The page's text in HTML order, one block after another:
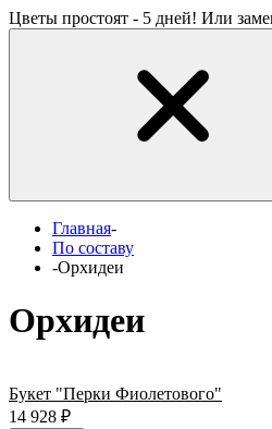
Цветы простоят - 5 дней! Или
Главная-
По составу
-Орхидеи
Орхидеи
Букет "Перки Фиолетового"
14 928 ₽